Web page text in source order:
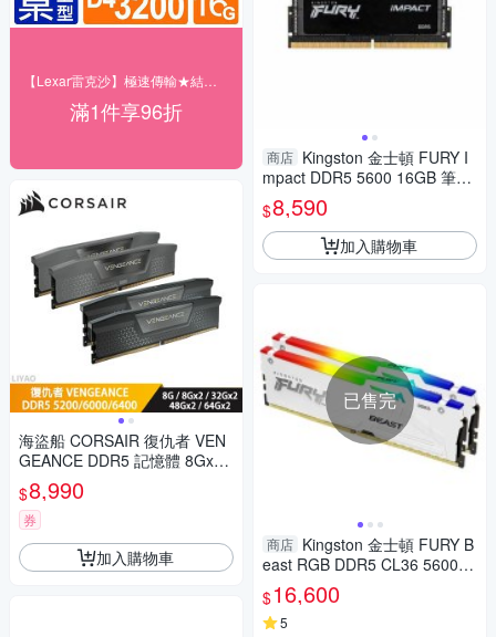
滿1件享96折
海盜船 CORSAIR 復仇者 VEN
GEANCE DDR5 記憶體 8Gx2
D5-5200/CL40 黑
$8,990
券
加入購物車
商店 Kingston 金士頓 FURY I
mpact DDR5 5600 16GB 筆記
型超頻記憶體 KF556S40IB-16
$8,590
加入購物車
已售完
商店 Kingston 金士頓 FURY B
east RGB DDR5 CL36 5600 3
2GB(16Gx2) 桌機記憶體(白) K
F556C36BWEAK2-32
$16,600
5